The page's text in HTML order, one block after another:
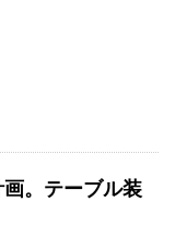
。テーブル装